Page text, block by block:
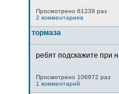
Просмотрено 61239 раз
2 комментариев
тормаза
ребят подскажите при
Просмотрено 106972 раз
1 комментарий